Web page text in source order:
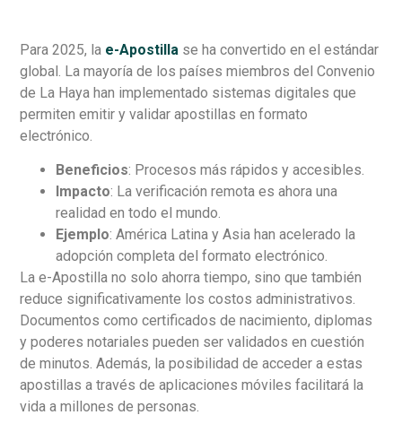
Para 2025, la e-Apostilla se ha convertido en el estándar
global. La mayoría de los países miembros del Convenio
de La Haya han implementado sistemas digitales que
permiten emitir y validar apostillas en formato
electrónico.
Beneficios: Procesos más rápidos y accesibles.
Impacto: La verificación remota es ahora una
realidad en todo el mundo.
Ejemplo: América Latina y Asia han acelerado la
adopción completa del formato electrónico.
La e-Apostilla no solo ahorra tiempo, sino que también
reduce significativamente los costos administrativos.
Documentos como certificados de nacimiento, diplomas
y poderes notariales pueden ser validados en cuestión
de minutos. Además, la posibilidad de acceder a estas
apostillas a través de aplicaciones móviles facilitará la
vida a millones de personas.